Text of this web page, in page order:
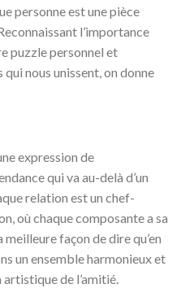
personne est une pièce
l’importance
puzzle personnel et
nous unissent, on donne
expression de
qui va au-delà d’un
relation est un chef-
où chaque composante a sa
meilleure façon de dire qu’en
un ensemble harmonieux et
de l’amitié.